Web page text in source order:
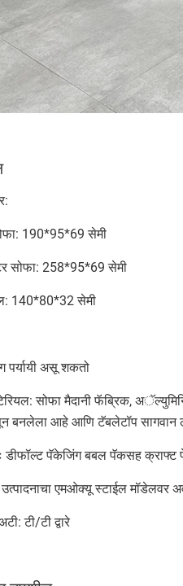
190*95*69 सेमी
सोफा: 258*95*69 सेमी
140*80*32 सेमी
पर्यायी असू शकतो
सोफा मैदानी फॅब्रिक,
बनलेला आहे आणि टॅबलेटॉप सागवान
डीफॉल्ट पॅकेजिंग बबल पॅकसह क्राफ्ट
एमओक्यू स्टाईल मॉडेलवर
टी/टी द्वारे